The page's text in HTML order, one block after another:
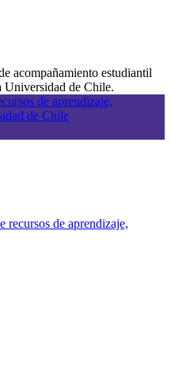
acompañamiento estudiantil
Universidad de Chile.